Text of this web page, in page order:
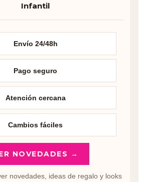
Infantil
Envío 24/48h
Pago seguro
Atención cercana
Cambios fáciles
NOVEDADES →
novedades, ideas de regalo y looks